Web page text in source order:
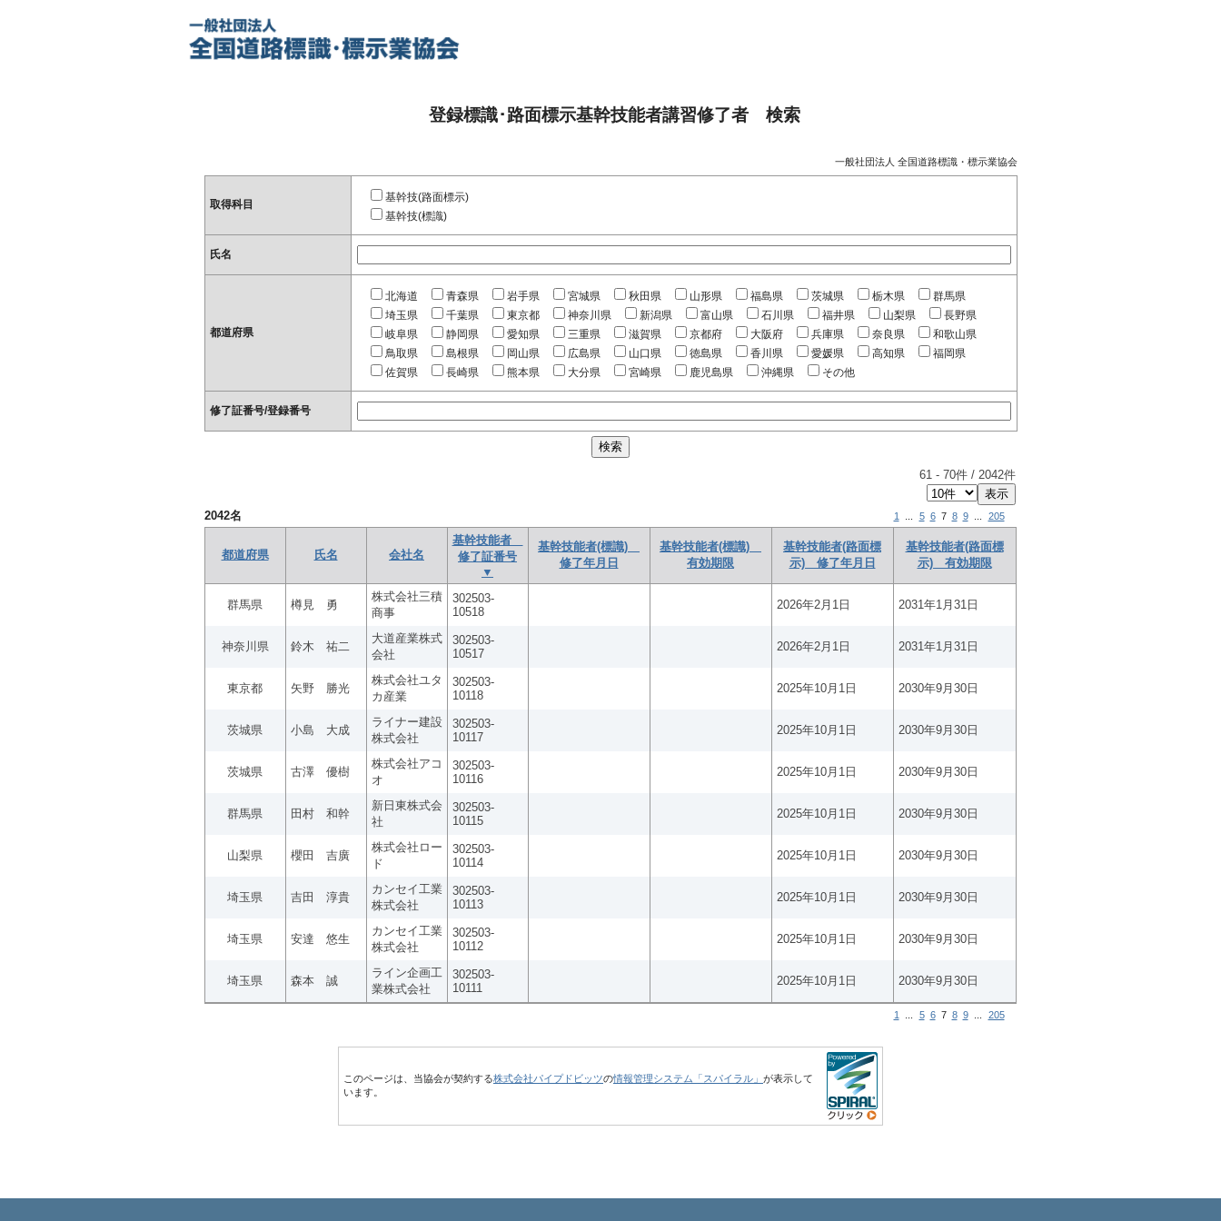
登録標識･路面標示基幹技能者講習修了者 検索
一般社団法人 全国道路標識・標示業協会
取得科目
基幹技(路面標示)
基幹技(標識)
氏名
都道府県
北海道 青森県 岩手県 宮城県 秋田県 山形県 福島県 茨城県 栃木県
群馬県
埼玉県
千葉県 東京都 神奈川県 新潟県 富山県 石川県 福井県 山梨県
長野県
岐阜県
静岡県 愛知県 三重県 滋賀県 京都府 大阪府 兵庫県 奈良県
和歌山県
鳥取県
島根県 岡山県 広島県 山口県 徳島県 香川県 愛媛県 高知県
福岡県
佐賀県
長崎県 熊本県 大分県 宮崎県 鹿児島県 沖縄県 その他
修了証番号/登録番号
61- 70件 / 2042件
2042名 1 5 6 7 8 9 205
都道府県 氏名 会社名
基幹技能者
修了証番号
▼
基幹技能者(標識)
修了年月日
基幹技能者(標識)
有効期限
基幹技能者(路面標
示) 修了年月日
基幹技能者(路面標
示) 有効期限
群馬県 樽見 勇
株式会社三積
商事
302503-
10518
2026年2月1日 2031年1月31日
神奈川県 鈴木 祐二
大道産業株式
会社
302503-
10517
2026年2月1日 2031年1月31日
東京都 矢野 勝光
株式会社ユタ
カ産業
302503-
10118
2025年10月1日 2030年9月30日
茨城県 小島 大成
ライナー建設
株式会社
302503-
10117
2025年10月1日 2030年9月30日
茨城県 古澤 優樹
株式会社アコ
オ
302503-
10116
2025年10月1日 2030年9月30日
群馬県 田村 和幹
新日東株式会
社
302503-
10115
2025年10月1日 2030年9月30日
山梨県 櫻田 吉廣
株式会社ロー
ド
302503-
10114
2025年10月1日 2030年9月30日
埼玉県 吉田 淳貴
カンセイ工業
株式会社
302503-
10113
2025年10月1日 2030年9月30日
埼玉県 安達 悠生
カンセイ工業
株式会社
302503-
10112
2025年10月1日 2030年9月30日
埼玉県 森本 誠
ライン企画工
業株式会社
302503-
10111
2025年10月1日 2030年9月30日
1 5 6 7 8 9 205
このページは、当協会が契約する株式会社パイプドビッツの情報管理システム「スパイラル」 が表示して
います。